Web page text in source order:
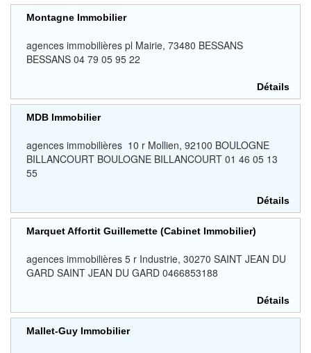
Montagne Immobilier
agences immobilières pl Mairie, 73480 BESSANS
BESSANS 04 79 05 95 22
Détails
MDB Immobilier
agences immobilières 10 r Mollien, 92100 BOULOGNE
BILLANCOURT BOULOGNE BILLANCOURT 01 46 05 13
55
Détails
Marquet Affortit Guillemette (Cabinet Immobilier)
agences immobilières 5 r Industrie, 30270 SAINT JEAN DU
GARD SAINT JEAN DU GARD 0466853188
Détails
Mallet-Guy Immobilier